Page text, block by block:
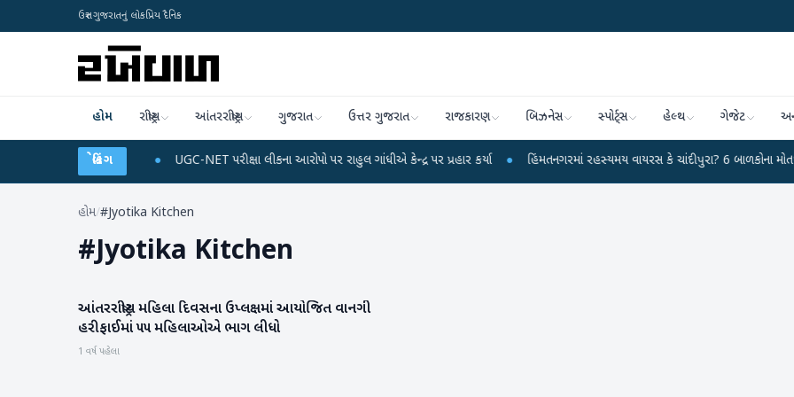
ઉત્તર ગુજરાતનું લોકપ્રિય દૈનિક
હોમ રાષ્ટ્રીય આંતરરાષ્ટ્રીય ગુજરાત ઉત્તર ગુજરાત રાજકારણ બિઝનેસ સ્પોર્ટ્સ હેલ્થ ગેજેટ
બ્રેકિંગ
● UGC-NET પરીક્ષા લીકના આરોપો પર રાહુલ ગાંધીએ કેન્દ્ર પર પ્રહાર કર્યા ● હિંમતનગરમાં રહસ્યમય વાયરસ કે ચાંદીપુરા? 6 બાળકોના મોતથી ફફડાટ
હોમ/#Jyotika Kitchen
#Jyotika Kitchen
પાટણ
આંતરરાષ્ટ્રીય મહિલા દિવસના ઉપ્લક્ષમાં આયોજિત વાનગી
હરીફાઈમાં ૫૫ મહિલાઓએ ભાગ લીધો
1 વર્ષ પહેલા